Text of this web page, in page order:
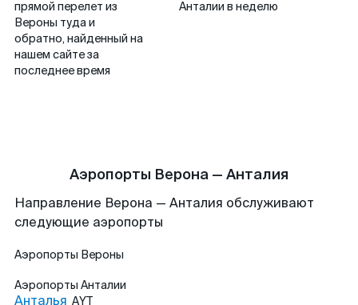
прямой перелет из
Вероны туда и
обратно, найденный на
нашем сайте за
последнее время
Анталии в неделю
Аэропорты Верона — Анталия
Направление Верона — Анталия обслуживают
следующие аэропорты
Аэропорты Вероны
Аэропорты Анталии
Анталья AYT